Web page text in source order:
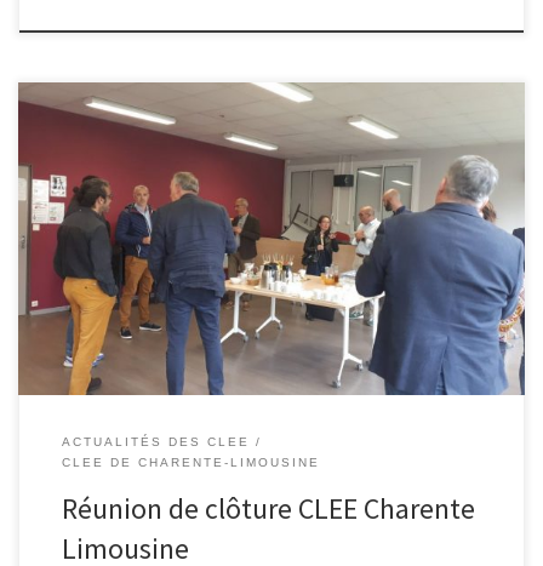
Mardi 28 mai s’est tenue la réunion de clôture du CLEE Charente
Limousine au lycée des Métiers Pierre-André Chabanne à
Chasseneuil sur Bonnieure. L’année a été riche et les réflexions
menées depuis octobre, notamment lors des réunions du groupe
de travail, ont donné lieu à des débats enflammés. L’objet de […]
ACTUALITÉS DES CLEE
CLEE DE CHARENTE-LIMOUSINE
Réunion de clôture CLEE Charente
Limousine